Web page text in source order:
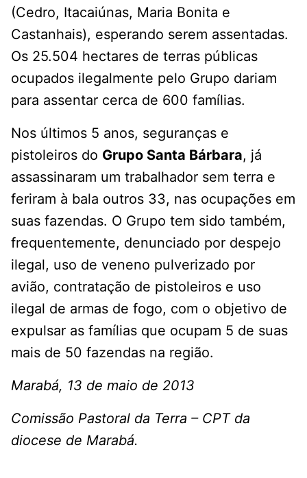
(Cedro, Itacaiúnas, Maria Bonita e
Castanhais), esperando serem assentadas.
Os 25.504 hectares de terras públicas
ocupados ilegalmente pelo Grupo dariam
para assentar cerca de 600 famílias.
Nos últimos 5 anos, seguranças e
pistoleiros do Grupo Santa Bárbara, já
assassinaram um trabalhador sem terra e
feriram à bala outros 33, nas ocupações em
suas fazendas. O Grupo tem sido também,
frequentemente, denunciado por despejo
ilegal, uso de veneno pulverizado por
avião, contratação de pistoleiros e uso
ilegal de armas de fogo, com o objetivo de
expulsar as famílias que ocupam 5 de suas
mais de 50 fazendas na região.
Marabá, 13 de maio de 2013
Comissão Pastoral da Terra – CPT da
diocese de Marabá.